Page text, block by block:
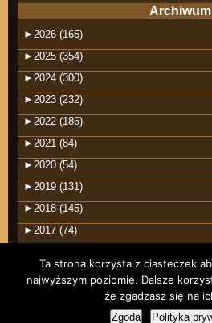
Archiwum
► 2026 (165)
► 2025 (354)
► 2024 (300)
► 2023 (232)
► 2022 (186)
► 2021 (84)
► 2020 (54)
► 2019 (131)
► 2018 (145)
► 2017 (74)
©2026 raindrops
Ta strona korzysta z ciasteczek
najwyższym poziomie. Dalsze
że zgadzasz się na
Zgoda Polityka